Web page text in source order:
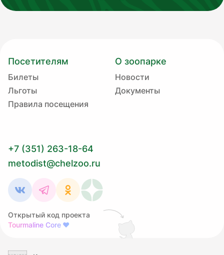
Посетителям
Билеты
Льготы
Правила посещения
О зоопарке
Новости
Документы
+7 (351) 263-18-64
metodist@chelzoo.ru
Открытый код проекта
Tourmaline Core ❤